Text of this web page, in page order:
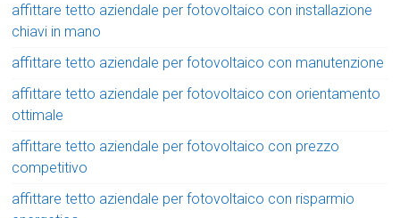
affittare tetto aziendale per fotovoltaico con installazione
chiavi in mano
affittare tetto aziendale per fotovoltaico con manutenzione
affittare tetto aziendale per fotovoltaico con orientamento
ottimale
affittare tetto aziendale per fotovoltaico con prezzo
competitivo
affittare tetto aziendale per fotovoltaico con risparmio